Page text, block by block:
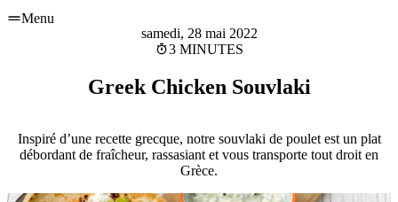
Menu
samedi, 28 mai 2022
3 MINUTES
Greek Chicken Souvlaki
Inspiré d’une recette grecque, notre souvlaki de poulet est un plat
débordant de fraîcheur, rassasiant et vous transporte tout droit en
Grèce.